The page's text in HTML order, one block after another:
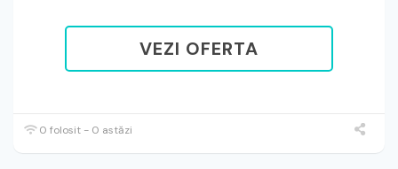
VEZI OFERTA
0 folosit - 0 astăzi